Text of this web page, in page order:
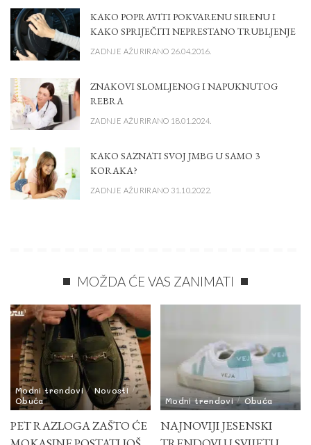
KAKO POPRAVITI POKVARENU SIRENU I
KAKO SPRIJEČITI NEPRESTANO TRUBLJENJE
ZADNJE AŽURIRANO 26.04.2016.
ZNAKOVI SLOMLJENOG I NAPUKNUTOG
REBRA
ZADNJE AŽURIRANO 18.01.2024.
KAKO SAZNATI SVOJ JMBG U SAMO 3
KORAKA?
ZADNJE AŽURIRANO 31.10.2022.
MOŽDA ĆE VAS ZANIMATI
Modni trendovi
Novosti
Obuća
PET RAZLOGA ZAŠTO ĆE
Modni trendovi Obuća
NAJNOVIJI JESENSKI